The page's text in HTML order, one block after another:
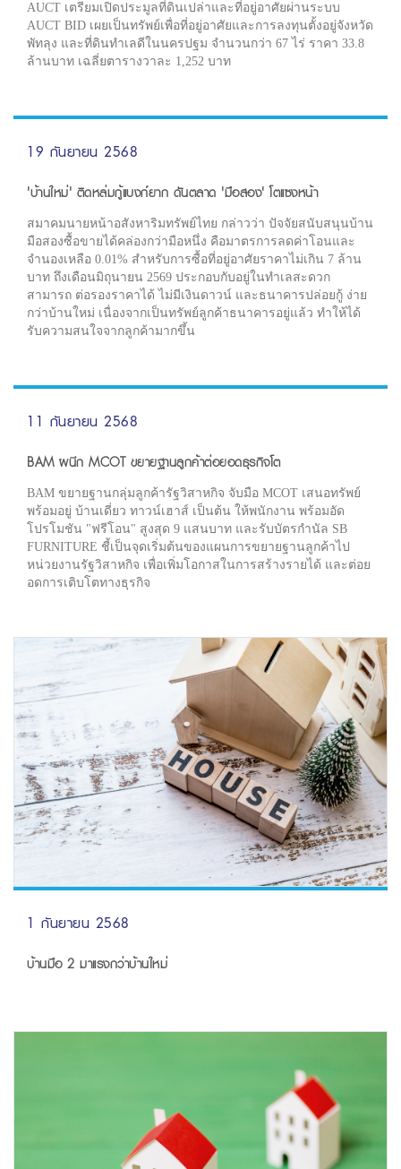
AUCT เตรียมเปิดประมูลที่ดินเปล่าและที่อยู่อาศัยผ่านระบบ
AUCT BID เผยเป็นทรัพย์เพื่อที่อยู่อาศัยและการลงทุนตั้งอยู่จังหวัด
พัทลุง และที่ดินทำเลดีในนครปฐม จำนวนกว่า 67 ไร่ ราคา 33.8
ล้านบาท เฉลี่ยตารางวาละ 1,252 บาท
19 กันยายน 2568
'บ้านใหม่' ติดหล่มกู้แบงก์ยาก ดันตลาด 'มือสอง' โตแซงหน้า
สมาคมนายหน้าอสังหาริมทรัพย์ไทย กล่าวว่า ปัจจัยสนับสนุนบ้าน
มือสองซื้อขายได้คล่องกว่ามือหนึ่ง คือมาตรการลดค่าโอนและ
จำนองเหลือ 0.01% สำหรับการซื้อที่อยู่อาศัยราคาไม่เกิน 7 ล้าน
บาท ถึงเดือนมิถุนายน 2569 ประกอบกับอยู่ในทำเลสะดวก
สามารถ ต่อรองราคาได้ ไม่มีเงินดาวน์ และธนาคารปล่อยกู้ ง่าย
กว่าบ้านใหม่ เนื่องจากเป็นทรัพย์ลูกค้าธนาคารอยู่แล้ว ทำให้ได้
รับความสนใจจากลูกค้ามากขึ้น
11 กันยายน 2568
BAM ผนึก MCOT ขยายฐานลูกค้าต่อยอดธุรกิจโต
BAM ขยายฐานกลุ่มลูกค้ารัฐวิสาหกิจ จับมือ MCOT เสนอทรัพย์
พร้อมอยู่ บ้านเดี่ยว ทาวน์เฮาส์ เป็นต้น ให้พนักงาน พร้อมอัด
โปรโมชัน "ฟรีโอน" สูงสุด 9 แสนบาท และรับบัตรกำนัล SB
FURNITURE ชี้เป็นจุดเริ่มต้นของแผนการขยายฐานลูกค้าไป
หน่วยงานรัฐวิสาหกิจ เพื่อเพิ่มโอกาสในการสร้างรายได้ และต่อย
อดการเติบโตทางธุรกิจ
1 กันยายน 2568
บ้านมือ 2 มาแรงกว่าบ้านใหม่